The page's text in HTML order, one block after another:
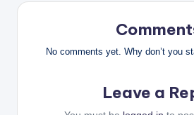
No comments yet. Why don’t you
Leave a